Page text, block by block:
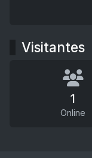
Visitantes
1
Online